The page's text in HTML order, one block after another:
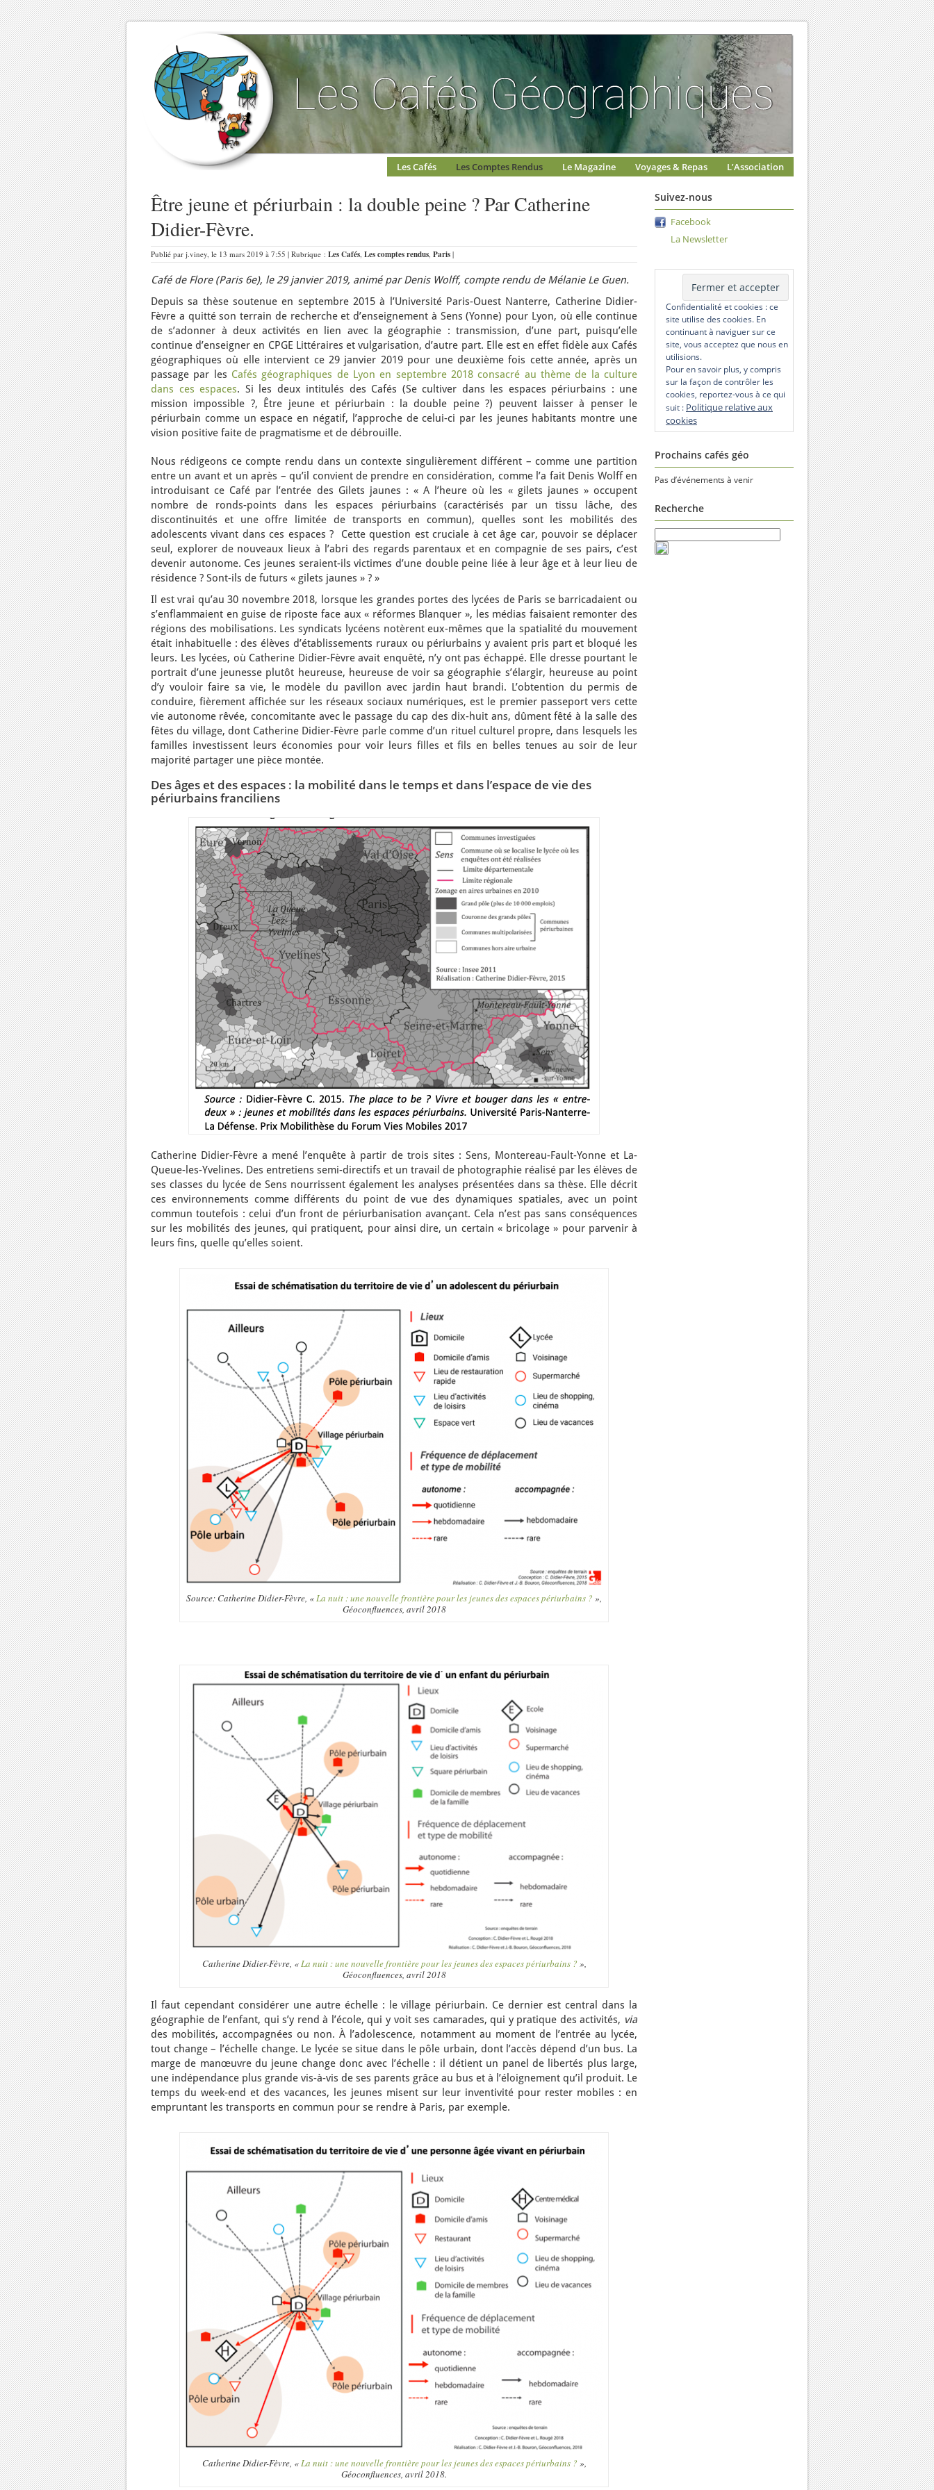
Les Cafés Les Comptes Rendus Le Magazine Voyages & Repas L’Association
Être jeune et périurbain : la double peine ? Par Catherine
Didier-Fèvre.
Publié par j.viney, le 13 mars 2019 à 7:55 | Rubrique : Les Cafés, Les comptes rendus, Paris |
Café de Flore (Paris 6e), le 29 janvier 2019, animé par Denis Wolff, compte rendu de Mélanie Le Guen.
Depuis sa thèse soutenue en septembre 2015 à l’Université Paris-Ouest Nanterre, Catherine Didier-
Fèvre a quitté son terrain de recherche et d’enseignement à Sens (Yonne) pour Lyon, où elle continue
de s’adonner à deux activités en lien avec la géographie : transmission, d’une part, puisqu’elle
continue d’enseigner en CPGE Littéraires et vulgarisation, d’autre part. Elle est en effet fidèle aux Cafés
géographiques où elle intervient ce 29 janvier 2019 pour une deuxième fois cette année, après un
passage par les Cafés géographiques de Lyon en septembre 2018 consacré au thème de la culture
dans ces espaces. Si les deux intitulés des Cafés (Se cultiver dans les espaces périurbains : une
mission impossible ?, Être jeune et périurbain : la double peine ?) peuvent laisser à penser le
périurbain comme un espace en négatif, l’approche de celui-ci par les jeunes habitants montre une
vision positive faite de pragmatisme et de débrouille.
Nous rédigeons ce compte rendu dans un contexte singulièrement différent – comme une partition
entre un avant et un après – qu’il convient de prendre en considération, comme l’a fait Denis Wolff en
introduisant ce Café par l’entrée des Gilets jaunes : « A l’heure où les « gilets jaunes » occupent
nombre de ronds-points dans les espaces périurbains (caractérisés par un tissu lâche, des
discontinuités et une offre limitée de transports en commun), quelles sont les mobilités des
adolescents vivant dans ces espaces ? Cette question est cruciale à cet âge car, pouvoir se déplacer
seul, explorer de nouveaux lieux à l’abri des regards parentaux et en compagnie de ses pairs, c’est
devenir autonome. Ces jeunes seraient-ils victimes d’une double peine liée à leur âge et à leur lieu de
résidence ? Sont-ils de futurs « gilets jaunes » ? »
Il est vrai qu’au 30 novembre 2018, lorsque les grandes portes des lycées de Paris se barricadaient ou
s’enflammaient en guise de riposte face aux « réformes Blanquer », les médias faisaient remonter des
régions des mobilisations. Les syndicats lycéens notèrent eux-mêmes que la spatialité du mouvement
était inhabituelle : des élèves d’établissements ruraux ou périurbains y avaient pris part et bloqué les
leurs. Les lycées, où Catherine Didier-Fèvre avait enquêté, n’y ont pas échappé. Elle dresse pourtant le
portrait d’une jeunesse plutôt heureuse, heureuse de voir sa géographie s’élargir, heureuse au point
d’y vouloir faire sa vie, le modèle du pavillon avec jardin haut brandi. L’obtention du permis de
conduire, fièrement affichée sur les réseaux sociaux numériques, est le premier passeport vers cette
vie autonome rêvée, concomitante avec le passage du cap des dix-huit ans, dûment fêté à la salle des
fêtes du village, dont Catherine Didier-Fèvre parle comme d’un rituel culturel propre, dans lesquels les
familles investissent leurs économies pour voir leurs filles et fils en belles tenues au soir de leur
majorité partager une pièce montée.
Des âges et des espaces : la mobilité dans le temps et dans l’espace de vie des
périurbains franciliens
Catherine Didier-Fèvre a mené l’enquête à partir de trois sites : Sens, Montereau-Fault-Yonne et La-
Queue-les-Yvelines. Des entretiens semi-directifs et un travail de photographie réalisé par les élèves de
ses classes du lycée de Sens nourrissent également les analyses présentées dans sa thèse. Elle décrit
ces environnements comme différents du point de vue des dynamiques spatiales, avec un point
commun toutefois : celui d’un front de périurbanisation avançant. Cela n’est pas sans conséquences
sur les mobilités des jeunes, qui pratiquent, pour ainsi dire, un certain « bricolage » pour parvenir à
leurs fins, quelle qu’elles soient.
Source: Catherine Didier-Fèvre, «La nuit : une nouvelle frontière pour les jeunes des espaces périurbains ? »,
Géoconfluences, avril 2018
Catherine Didier-Fèvre, «La nuit : une nouvelle frontière pour les jeunes des espaces périurbains ? »,
Géoconfluences, avril 2018
Il faut cependant considérer une autre échelle : le village périurbain. Ce dernier est central dans la
géographie de l’enfant, qui s’y rend à l’école, qui y voit ses camarades, qui y pratique des activités, via
des mobilités, accompagnées ou non. À l’adolescence, notamment au moment de l’entrée au lycée,
tout change – l’échelle change. Le lycée se situe dans le pôle urbain, dont l’accès dépend d’un bus. La
marge de manœuvre du jeune change donc avec l’échelle : il détient un panel de libertés plus large,
une indépendance plus grande vis-à-vis de ses parents grâce au bus et à l’éloignement qu’il produit. Le
temps du week-end et des vacances, les jeunes misent sur leur inventivité pour rester mobiles : en
empruntant les transports en commun pour se rendre à Paris, par exemple.
Catherine Didier-Fèvre, «La nuit : une nouvelle frontière pour les jeunes des espaces périurbains ? »,
Géoconfluences, avril 2018.
Suivez-nous
Facebook
La Newsletter
Confidentialité et cookies : ce
site utilise des cookies. En
continuant à naviguer sur ce
site, vous acceptez que nous en
utilisions.
Pour en savoir plus, y compris
sur la façon de contrôler les
cookies, reportez-vous à ce qui
suit : Politique relative aux
cookies
Prochains cafés géo
Pas d’événements à venir
Recherche